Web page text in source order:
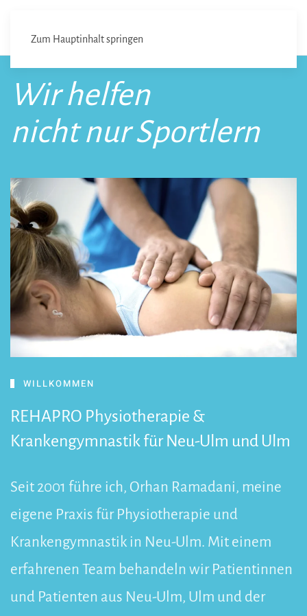
Zum Hauptinhalt springen
Wir helfen
nicht nur Sportlern
WILLKOMMEN
REHAPRO Physiotherapie &
Krankengymnastikfür Neu-Ulm und Ulm
Seit 2001 führe ich, Orhan Ramadani, meine
eigene Praxis für Physiotherapie und
Krankengymnastik in Neu-Ulm. Mit einem
erfahrenen Team behandeln wir Patientinnen
und Patienten aus Neu-Ulm, Ulm und der